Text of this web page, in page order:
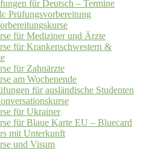
für Deutsch – Termine
Prüfungsvorbereitung
für Mediziner und Ärzte
für Krankenschwestern &
für Zahnärzte
am Wochenende
für ausländische Studenten
für Ukrainer
für Blaue Karte EU – Bluecard
mit Unterkunft
und Visum